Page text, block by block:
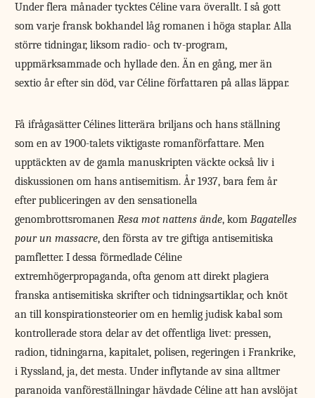
Under flera månader tycktes Céline vara överallt. I så gott
som varje fransk bokhandel låg romanen i höga staplar. Alla
större tidningar, liksom radio- och tv-program,
uppmärksammade och hyllade den. Än en gång, mer än
sextio år efter sin död, var Céline författaren på allas läppar.
Få ifrågasätter Célines litterära briljans och hans ställning
som en av 1900-talets viktigaste romanförfattare. Men
upptäckten av de gamla manuskripten väckte också liv i
diskussionen om hans antisemitism. År 1937, bara fem år
efter publiceringen av den sensationella
genombrottsromanenResa mot nattens ände, komBagatelles
pour un massacre, den första av tre giftiga antisemitiska
pamfletter. I dessa förmedlade Céline
extremhögerpropaganda, ofta genom att direkt plagiera
franska antisemitiska skrifter och tidningsartiklar, och knöt
an till konspirationsteorier om en hemlig judisk kabal som
kontrollerade stora delar av det offentliga livet: pressen,
radion, tidningarna, kapitalet, polisen, regeringen i Frankrike,
i Ryssland, ja, det mesta. Under inflytande av sina alltmer
paranoida vanföreställningar hävdade Céline att han avslöjat